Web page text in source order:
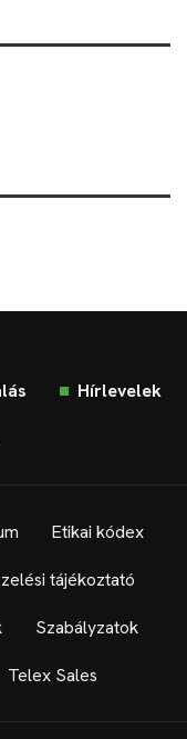
Hírlevelek
Etikai kódex
tájékoztató
Szabályzatok
Telex Sales